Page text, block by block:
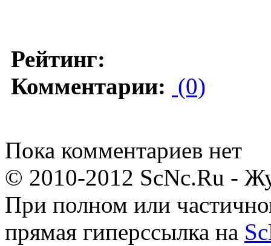
Рейтинг:
Комментарии: (0)
Пока комментариев нет
© 2010-2012 ScNc.Ru -
При полном или
прямая гиперссылка на